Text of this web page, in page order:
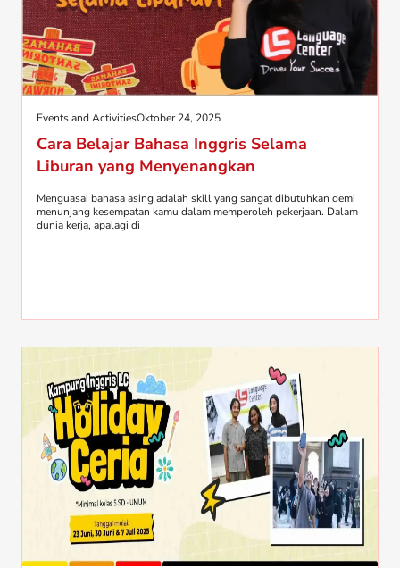
Events and ActivitiesOktober 24, 2025
Cara Belajar Bahasa Inggris Selama
Liburan yang Menyenangkan
Menguasai bahasa asing adalah skill yang sangat dibutuhkan demi
menunjang kesempatan kamu dalam memperoleh pekerjaan. Dalam
dunia kerja, apalagi di